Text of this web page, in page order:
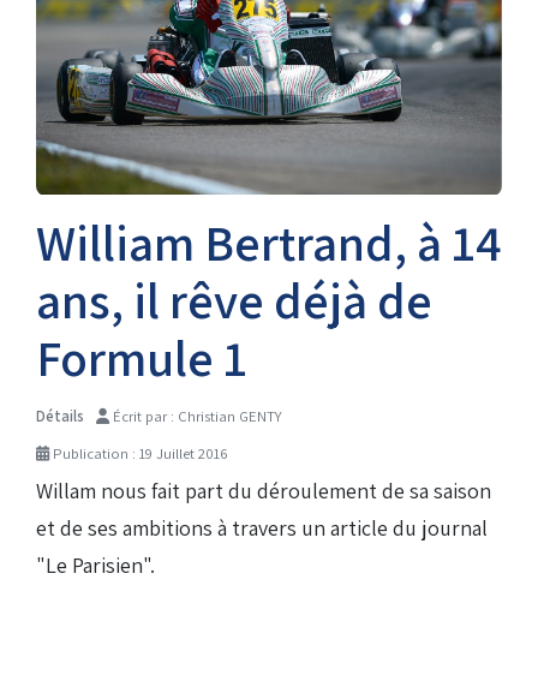
William Bertrand, à 14
ans, il rêve déjà de
Formule 1
Détails Écrit par : Christian GENTY
Publication : 19 Juillet 2016
Willam nous fait part du déroulement de sa saison
et de ses ambitions à travers un article du journal
"Le Parisien".
Chronos et Rapports
Horaires d'ouverture
Equipements Vidéo
Homologation circuit